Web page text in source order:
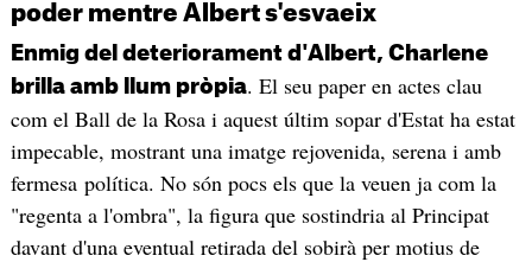
poder mentre Albert s'esvaeix
Enmig del deteriorament d'Albert, Charlene
brilla amb llum pròpia. El seu paper en actes clau
com el Ball de la Rosa i aquest últim sopar d'Estat ha estat
impecable, mostrant una imatge rejovenida, serena i amb
fermesa política. No són pocs els que la veuen ja com la
"regenta a l'ombra", la figura que sostindria al Principat
davant d'una eventual retirada del sobirà per motius de